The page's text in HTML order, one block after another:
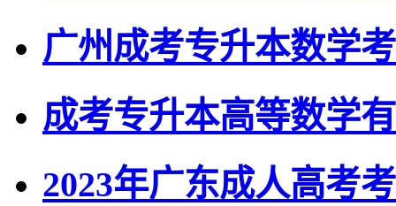
广州成考专升本数学
成考专升本高等数学
2023年广东成人高考